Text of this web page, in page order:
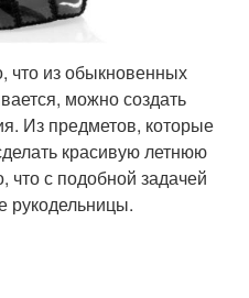
что из обыкновенных
можно создать
Из предметов, которые
красивую летнюю
что с подобной задачей
рукодельницы.